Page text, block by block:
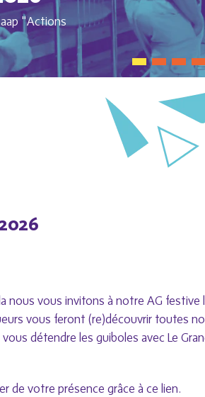
"Actions
nous vous invitons à notre AG festive
vous feront (re)découvrir toutes
détendre les guiboles avec Le
de votre présencegrâce à ce lien.